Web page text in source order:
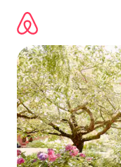
directement
contenu